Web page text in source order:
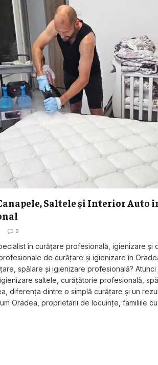
Saltele și Interior Auto
0
în curățare profesională, igienizare
de curățare și igienizare în
spălare și igienizare profesională?
saltele, curățătorie profesională,
diferența dintre o simplă curățare și un
Oradea, proprietarii de locuințe, familiile